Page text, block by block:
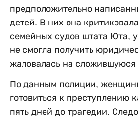
предположительно
детей. В них она
семейных судов штата Юта,
не смогла получить
жаловалась на сложившуюся
По данным полиции,
готовиться к преступлению
пять дней до трагедии.